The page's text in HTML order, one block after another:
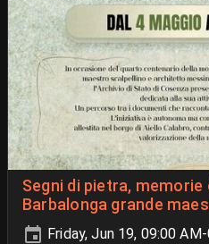
Segni di pietra, memorie
Barbalonga grande
Friday, Jun 19, 09:00